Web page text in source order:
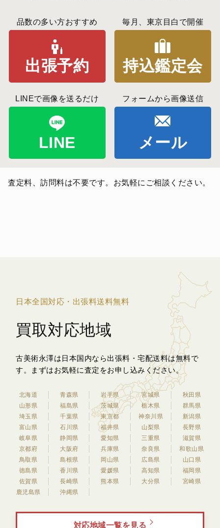
品数の多い方おすすめ
出張予約
毎月、東京目白で開催
持込鑑定会
LINEで画像を送るだけ
LINE
フォームから画像送信
メール
査定料、訪問料は不要です。お気軽にご相談ください。
日本全国対応・出張料送料無料
買取対応地域
古美術永澤は日本国内なら出張料・宅配送料は無料で
す。
まずはお気軽に査定をお申し込みください。
北海道 青森県 岩手県 宮城県
秋田県
山形県
福島県 茨城県 栃木県
群馬県
埼玉県
千葉県 東京都 神奈川県
新潟県
富山県
石川県 福井県 山梨県
長野県
岐阜県
静岡県 愛知県 三重県
滋賀県
京都府
大阪府 兵庫県 奈良県
和歌山県
鳥取県
島根県 岡山県 広島県
山口県
徳島県
香川県 愛媛県 高知県
福岡県
佐賀県
長崎県 熊本県 大分県
宮崎県
鹿児島県
沖縄県
対応地域一覧を見る